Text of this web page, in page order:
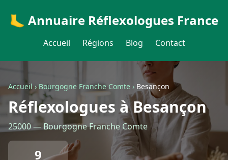
🦶 Annuaire Réflexologues France
Accueil Régions Blog Contact
Accueil›Bourgogne Franche Comte › Besançon
Réflexologues à Besançon
25000 — Bourgogne Franche Comte
9